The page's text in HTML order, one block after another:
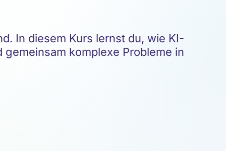
In diesem Kurs lernst du, wie KI-
komplexe Probleme in